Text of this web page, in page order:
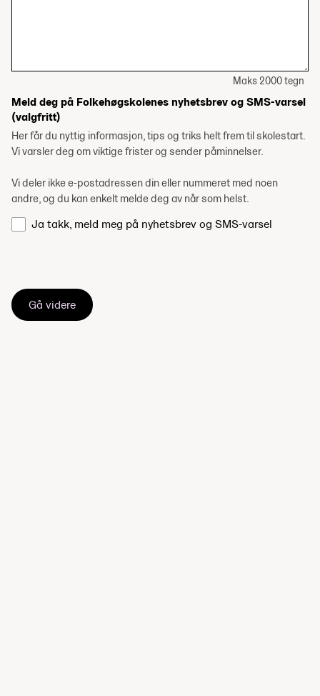
Maks 2000 tegn
Meld deg på Folkehøgskolenes nyhetsbrev og SMS-varsel
(valgfritt)
Her får du nyttig informasjon, tips og triks helt frem til skolestart.
Vi varsler deg om viktige frister og sender påminnelser.
Vi deler ikke e-postadressen din eller nummeret med noen
andre, og du kan enkelt melde deg av når som helst.
Ja takk, meld meg på nyhetsbrev og SMS-varsel
Gå videre